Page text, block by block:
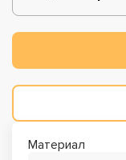
Материал